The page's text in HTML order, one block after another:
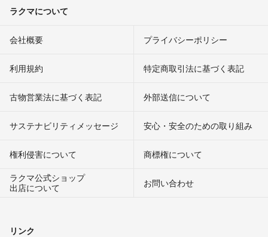
ラクマについて
会社概要 プライバシーポリシー
利用規約 特定商取引法に基づく表記
古物営業法に基づく表記 外部送信について
サステナビリティメッセージ 安心・安全のための取り組み
権利侵害について
商標権について
ラクマ公式ショップ
出店について
お問い合わせ
リンク